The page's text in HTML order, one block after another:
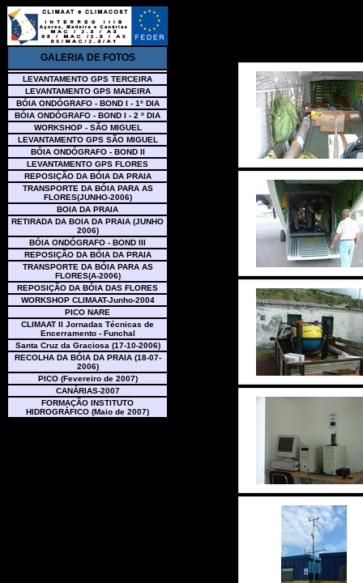
GALERIA DE FOTOS
LEVANTAMENTO GPS TERCEIRA
LEVANTAMENTO GPS MADEIRA
BÓIA ONDÓGRAFO - BOND I - 1º DIA
BÓIA ONDÓGRAFO - BOND I - 2 º DIA
WORKSHOP - SÃO MIGUEL
LEVANTAMENTO GPS SÃO MIGUEL
BÓIA ONDÓGRAFO - BOND II
LEVANTAMENTO GPS FLORES
REPOSIÇÃO DA BÓIA DA PRAIA
TRANSPORTE DA BÓIA PARA AS
FLORES(JUNHO-2006)
BOIA DA PRAIA
RETIRADA DA BOIA DA PRAIA (JUNHO
2006)
BÓIA ONDÓGRAFO - BOND III
REPOSIÇÃO DA BÓIA DA PRAIA
TRANSPORTE DA BÓIA PARA AS
FLORES(A-2006)
REPOSIÇÃO DA BÓIA DAS FLORES
WORKSHOP CLIMAAT-Junho-2004
PICO NARE
CLIMAAT II Jornadas Técnicas de
Encerramento - Funchal
Santa Cruz da Graciosa (17-10-2006)
RECOLHA DA BÓIA DA PRAIA (18-07-
2006)
PICO (Fevereiro de 2007)
CANÁRIAS-2007
FORMAÇÃO INSTITUTO
HIDROGRÁFICO (Maio de 2007)